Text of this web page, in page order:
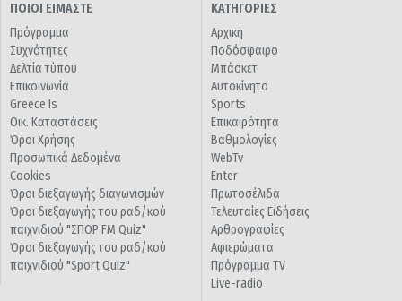
ΠΟΙΟΙ ΕΙΜΑΣΤΕ
Πρόγραμμα
Συχνότητες
Δελτία τύπου
Επικοινωνία
Greece Is
Οικ. Καταστάσεις
Όροι Χρήσης
Προσωπικά Δεδομένα
Cookies
Όροι διεξαγωγής διαγωνισμών
Όροι διεξαγωγής του ραδ/κού
παιχνιδιού "ΣΠΟΡ FM Quiz"
Όροι διεξαγωγής του ραδ/κού
παιχνιδιού "Sport Quiz"
ΚΑΤΗΓΟΡΙΕΣ
Αρχική
Ποδόσφαιρο
Μπάσκετ
Αυτοκίνητο
Sports
Επικαιρότητα
Βαθμολογίες
WebTv
Enter
Πρωτοσέλιδα
Τελευταίες Ειδήσεις
Αρθρογραφίες
Αφιερώματα
Πρόγραμμα TV
Live-radio